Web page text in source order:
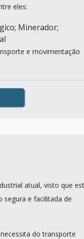
eles:
Minerador;
e movimentação
atual, visto que
segura e facilitada de
do transporte